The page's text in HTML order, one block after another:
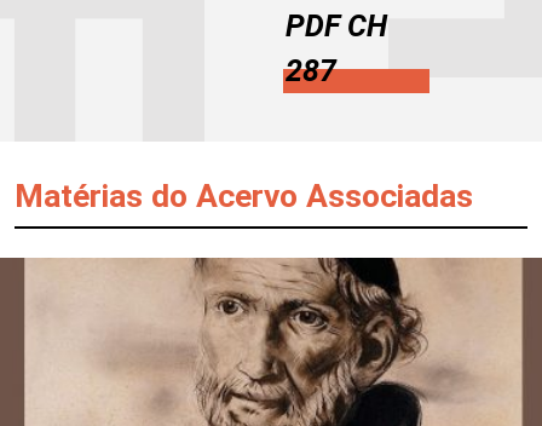
PDF CH
287
Matérias do Acervo Associadas